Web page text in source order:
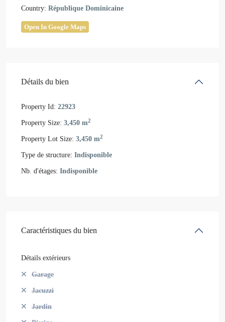
Country: République Dominicaine
Open In Google Maps
Détails du bien
Property Id: 22923
Property Size: 3,450 m2
Property Lot Size: 3,450 m2
Type de structure: Indisponible
Nb. d'étages: Indisponible
Caractéristiques du bien
Détails extérieurs
Garage
Jacuzzi
Jardin